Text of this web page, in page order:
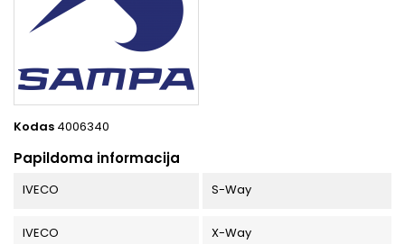
Kodas 4006340
Papildoma informacija
IVECO S-Way
IVECO X-Way